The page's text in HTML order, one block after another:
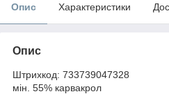
Опис Характеристики
Опис
Штрихкод: 733739047328
мін. 55% карвакрол